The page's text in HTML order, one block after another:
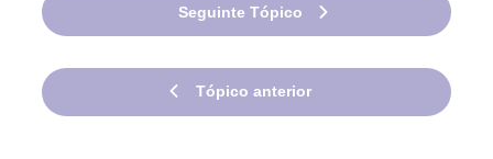
Tópico anterior
Seguinte Tópico